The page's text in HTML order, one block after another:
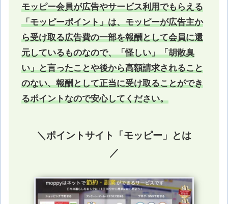
モッピー会員が広告やサービス利用でもらえる
「モッピーポイント」は、モッピーが広告主か
ら受け取る広告費の一部を報酬として会員に還
元しているものなので、「怪しい」「胡散臭
い」と言ったことや後から高額請求されること
のない、報酬として正当に受け取ることができ
るポイントなので安心してください。
＼ポイントサイト「モッピー」とは
／